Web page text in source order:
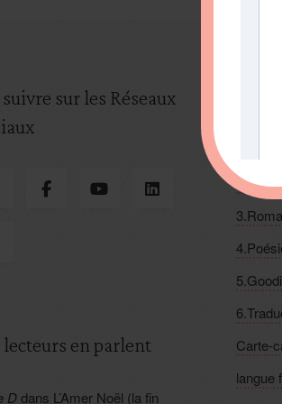
sur les Réseaux
lecteurs en parlent
Ddans L’Amer Noël (la fin
2.Feel-
Carte-
langue